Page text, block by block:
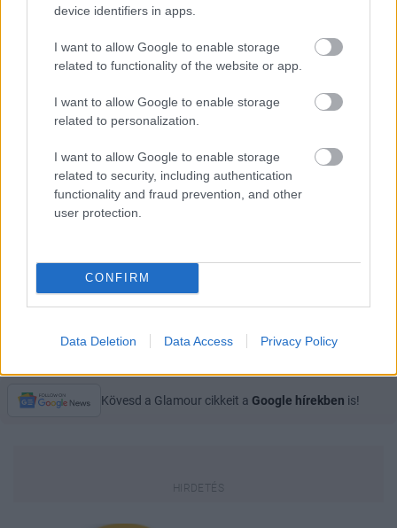
device identifiers in apps.
I want to allow Google to enable storage
related to functionality of the website or app.
I want to allow Google to enable storage
related to personalization.
I want to allow Google to enable storage
related to security, including authentication
functionality and fraud prevention, and other
user protection.
CONFIRM
Data Deletion Data Access Privacy Policy
Itt állíthatod be , hogy a Google
keresőben könnyebben megtaláld a
glamour.hu cikkeit
SZÜLETÉSNAP
Kövesd a Glamour cikkeit a Google hírekben is!